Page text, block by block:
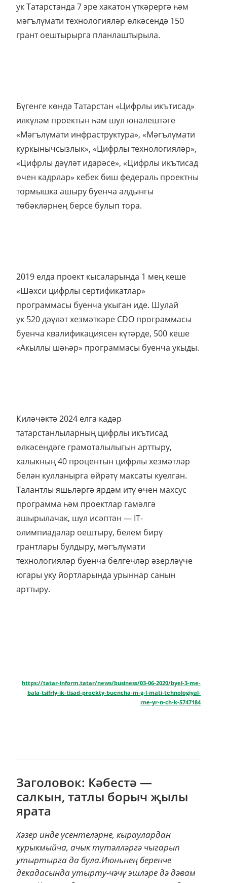
ук Татарстанда 7 эре хакатон үткәрергә һәм
мәгълүмати технологияләр өлкәсендә 150
грант оештырырга планлаштырыла.
Бүгенге көндә Татарстан «Цифрлы икътисад»
илкүләм проектын һәм шул юнәлештәге
«Мәгълүмати инфраструктура», «Мәгълүмати
куркынычсызлык», «Цифрлы технологияләр»,
«Цифрлы дәүләт идарәсе», «Цифрлы икътисад
өчен кадрлар» кебек биш федераль проектны
тормышка ашыру буенча алдынгы
төбәкләрнең берсе булып тора.
2019 елда проект кысаларында 1 мең кеше
«Шәхси цифрлы сертификатлар»
программасы буенча укыган иде. Шулай
ук 520 дәүләт хезмәткәре CDO программасы
буенча квалификациясен күтәрде, 500 кеше
«Акыллы шәһәр» программасы буенча укыды.
Киләчәктә 2024 елга кадәр
татарстанлыларның цифрлы икътисад
өлкәсендәге грамоталылыгын арттыру,
халыкның 40 процентын цифрлы хезмәтләр
белән кулланырга өйрәтү максаты куелган.
Талантлы яшьләргә ярдәм итү өчен махсус
программа һәм проектлар гамәлгә
ашырылачак, шул исәптән — IT-
олимпиадалар оештыру, белем бирү
грантлары булдыру, мәгълүмати
технологияләр буенча белгечләр әзерләүче
югары уку йортларында урыннар санын
арттыру.
https://tatar-inform.tatar/news/business/03-06-2020/byel-3-me-
bala-tsifrly-ik-tisad-proekty-buencha-m-g-l-mati-tehnologiyal-
rne-yr-n-ch-k-5747184
Заголовок: Кәбестә —
салкын, татлы борыч җылы
ярата
Хәзер инде үсентеләрне, кыраулардан
курыкмыйча, ачык түтәлләргә чыгарып
утыртырга да була.Июньнең беренче
декадасында утырту-чәчү эшләре дә дәвам